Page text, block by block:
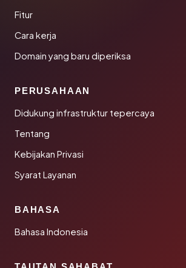
Fitur
Cara kerja
Domain yang baru diperiksa
PERUSAHAAN
Didukung infrastruktur tepercaya
Tentang
Kebijakan Privasi
Syarat Layanan
BAHASA
Bahasa Indonesia